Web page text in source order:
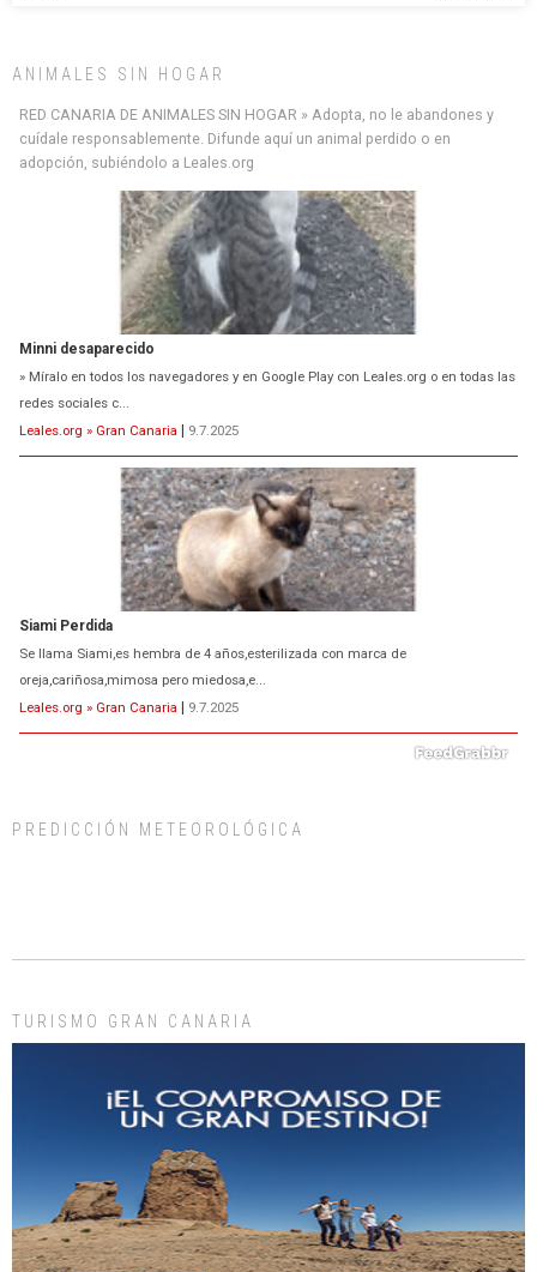
ANIMALES SIN HOGAR
RED CANARIA DE ANIMALES SIN HOGAR » Adopta, no le abandones y
cuídale responsablemente. Difunde aquí un animal perdido o en
adopción, subiéndolo a Leales.org
Minni desaparecido
» Míralo en todos los navegadores y en Google Play con Leales.org o en todas las
redes sociales c...
Leales.org » Gran Canaria | 9.7.2025
Siami Perdida
Se llama Siami,es hembra de 4 años,esterilizada con marca de
oreja,cariñosa,mimosa pero miedosa,e...
Leales.org » Gran Canaria | 9.7.2025
días, ella incluida...
Gato manso encontrado
Este gato macho ha aparecido en la calle hace menos de un mes, es muy
manso y extremadamente cari...
Leales.org » Gran Canaria | 9.7.2025
PREDICCIÓN METEOROLÓGICA
TURISMO GRAN CANARIA